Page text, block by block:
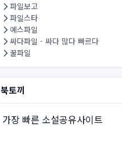
파일보고
파일스타
예스파일
싸다파일 - 싸다 많다 빠르다
꿀파일
북토끼
가장 빠른 소설공유사이트